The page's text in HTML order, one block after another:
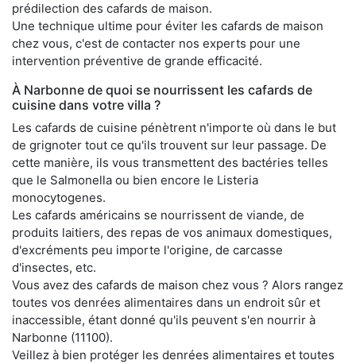
prédilection des cafards de maison.
Une technique ultime pour éviter les cafards de maison
chez vous, c'est de contacter nos experts pour une
intervention préventive de grande efficacité.
À Narbonne de quoi se nourrissent les cafards de
cuisine dans votre villa ?
Les cafards de cuisine pénètrent n'importe où dans le but
de grignoter tout ce qu'ils trouvent sur leur passage. De
cette manière, ils vous transmettent des bactéries telles
que le Salmonella ou bien encore le Listeria
monocytogenes.
Les cafards américains se nourrissent de viande, de
produits laitiers, des repas de vos animaux domestiques,
d'excréments peu importe l'origine, de carcasse
d'insectes, etc.
Vous avez des cafards de maison chez vous ? Alors rangez
toutes vos denrées alimentaires dans un endroit sûr et
inaccessible, étant donné qu'ils peuvent s'en nourrir à
Narbonne (11100).
Veillez à bien protéger les denrées alimentaires et toutes